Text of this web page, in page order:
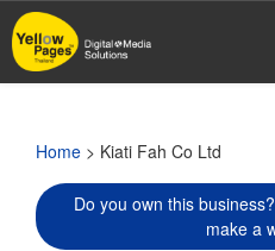
Skip
to
main
Home > Kiati Fah Co Ltd
Do you own this
make a